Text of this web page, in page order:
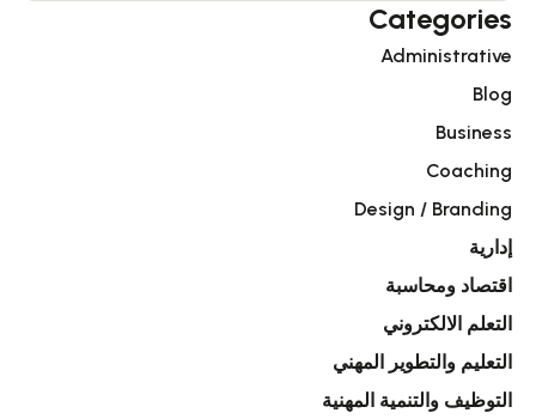
Categories
Administrative
Blog
Business
Coaching
Design / Branding
إدارية
اقتصاد ومحاسبة
التعلم الالكتروني
التعليم والتطوير المهني
التوظيف والتنمية المهنية